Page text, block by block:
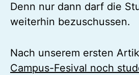
Denn nur dann darf die
weiterhin bezuschussen.
Nach unserem ersten
Campus-Fesival noch